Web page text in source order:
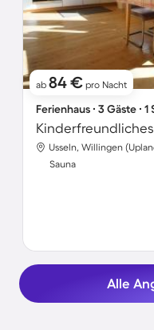
ab 84 € pro Nacht
Ferienhaus ∙ 3 Gäste ∙
Usseln, Willingen
Sauna
Alle